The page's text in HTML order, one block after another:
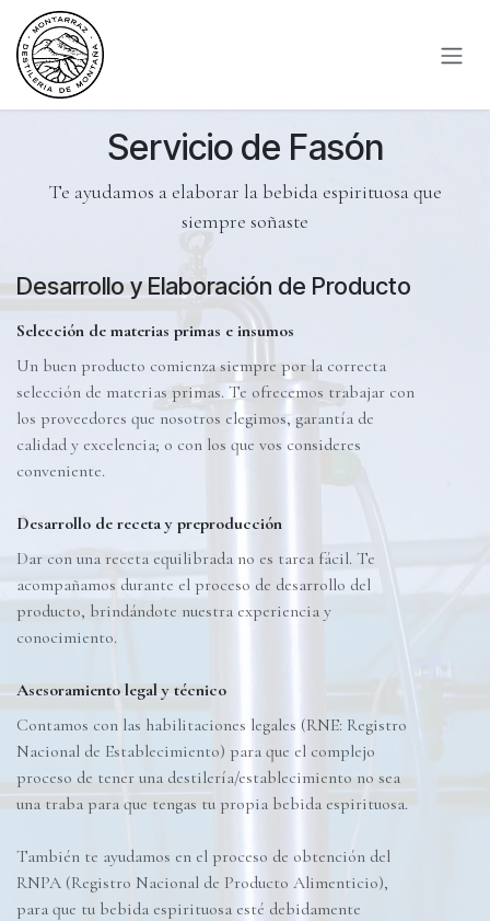
Ir al contenido
Servicio de Fasón
Te ayudamos a elaborar la bebida espirituosa que
siempre soñaste
Desarrollo y Elaboración de Producto
Selección de materias primas e insumos
Un buen producto comienza siempre por la correcta
selección de materias primas. Te ofrecemos trabajar con
los proveedores que nosotros elegimos, garantía de
calidad y excelencia; o con los que vos consideres
conveniente.
Desarrollo de receta y preproducción
Dar con una receta equilibrada no es tarea fácil. Te
acompañamos durante el proceso de desarrollo del
producto, brindándote nuestra experiencia y
conocimiento.
Asesoramiento legal y técnico
Contamos con las habilitaciones legales (RNE: Registro
Nacional de Establecimiento) para que el complejo
proceso de tener una destilería/establecimiento no sea
una traba para que tengas tu propia bebida espirituosa.
También te ayudamos en el proceso de obtención del
RNPA (Registro Nacional de Producto Alimenticio),
para que tu bebida espirituosa esté debidamente